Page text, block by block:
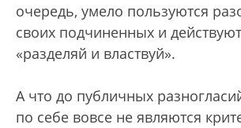
очередь, умело пользуются
своих подчиненных и
«разделяй и властвуй».
А что до публичных
по себе вовсе не являются